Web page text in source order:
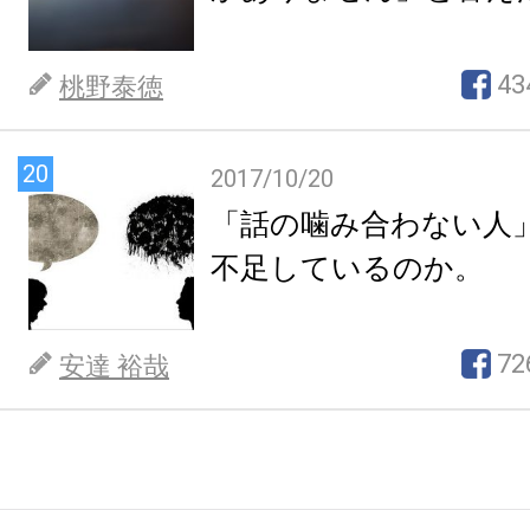
桃野泰徳
20 2017/10/20
「話の噛み合わない人
不足しているのか。
安達 裕哉